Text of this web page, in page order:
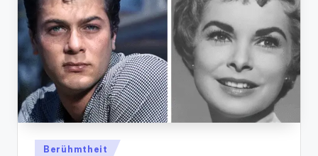
Posted
Berühmtheit